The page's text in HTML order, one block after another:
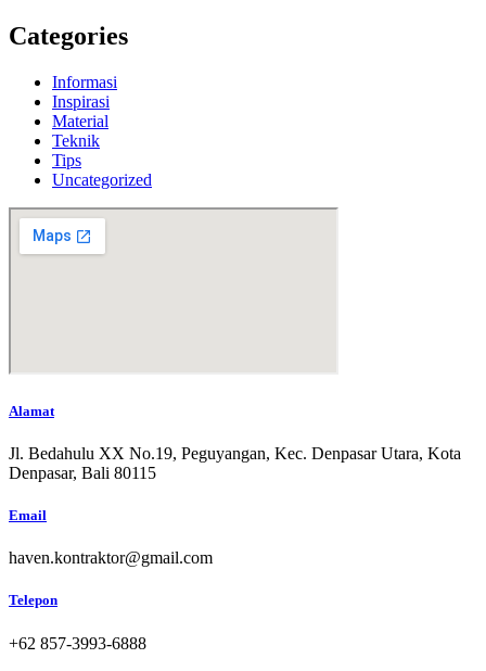
Categories
Informasi
Inspirasi
Material
Teknik
Tips
Uncategorized
Alamat
Jl. Bedahulu XX No.19, Peguyangan, Kec. Denpasar Utara, Kota
Denpasar, Bali 80115
Email
haven.kontraktor@gmail.com
Telepon
+62 857-3993-6888